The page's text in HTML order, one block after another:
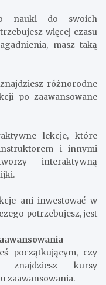
nauki do swoich
więcej czasu
masz taką
różnorodne
po zaawansowane
lekcje, które
i innymi
interaktywną
ani inwestować w
potrzebujesz, jest
początkującym, czy
znajdziesz kursy
zaawansowania.